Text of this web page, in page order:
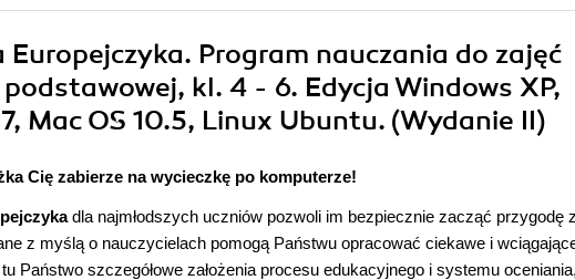
Program nauczania do zajęć
kl. 4 - 6. Edycja Windows XP,
Mac OS 10.5, Linux Ubuntu. (Wydanie II)
Cię zabierze na wycieczkę po komputerze!
dla najmłodszych uczniów pozwoli im bezpiecznie zacząć przygodę
z myślą o nauczycielach pomogą Państwu opracować ciekawe i
Państwo szczegółowe założenia procesu edukacyjnego i systemu